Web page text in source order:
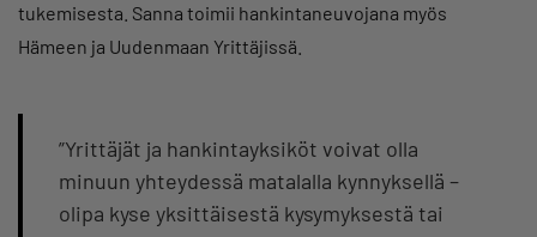
tukemisesta. Sanna toimii hankintaneuvojana myös
Hämeen ja Uudenmaan Yrittäjissä.
”Yrittäjät ja hankintayksiköt voivat olla
minuun yhteydessä matalalla kynnyksellä –
olipa kyse yksittäisestä kysymyksestä tai